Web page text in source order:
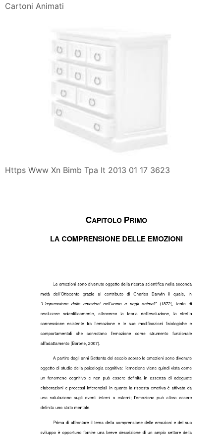
Cartoni Animati
Https Www Xn Bimb Tpa It 2013 01 17 3623